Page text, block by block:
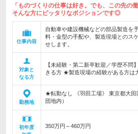
「ものづくりの仕事は好き。でも、この先の
そんな方にピッタリなポジションです◎
仕事内容
自動車や建設機械などの部品製造を
料・金型の手配や、製造現場とのス
せします。
対象と
なる方
【未経験・第二新卒歓迎／学歴不
きる方 ★製造現場の経験がある方は
勤務地
★転勤なし 《羽田工場》 東京都大田
団地内）
初年度
350万円～460万円